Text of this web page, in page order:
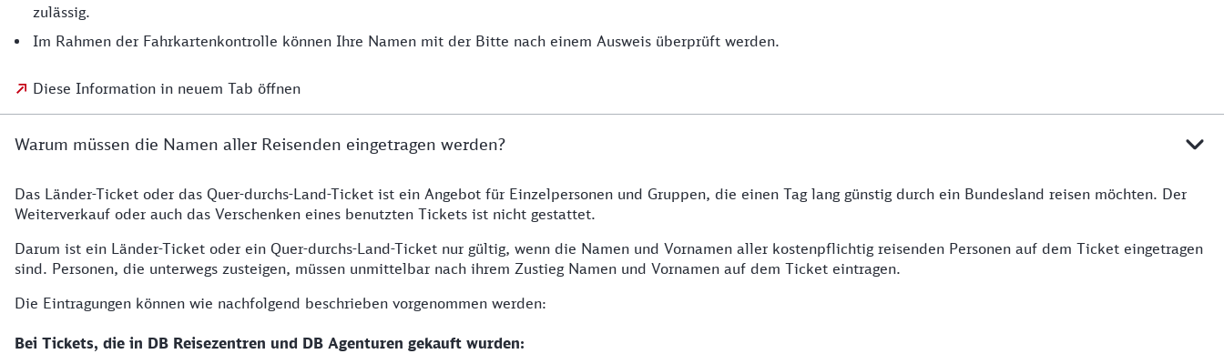
zulässig.
Im Rahmen der Fahrkartenkontrolle können Ihre Namen mit der Bitte nach einem Ausweis überprüft werden.
Diese Information in neuem Tab öffnen
Warum müssen die Namen aller Reisenden eingetragen werden?
Das Länder-Ticket oder das Quer-durchs-Land-Ticket ist ein Angebot für Einzelpersonen und Gruppen, die einen Tag lang günstig durch ein Bundesland reisen möchten. Der
Weiterverkauf oder auch das Verschenken eines benutzten Tickets ist nicht gestattet.
Darum ist ein Länder-Ticket oder ein Quer-durchs-Land-Ticket nur gültig, wenn die Namen und Vornamen aller kostenpflichtig reisenden Personen auf dem Ticket eingetragen
sind. Personen, die unterwegs zusteigen, müssen unmittelbar nach ihrem Zustieg Namen und Vornamen auf dem Ticket eintragen.
Die Eintragungen können wie nachfolgend beschrieben vorgenommen werden:
Bei Tickets, die in DB Reisezentren und DB Agenturen gekauft wurden: